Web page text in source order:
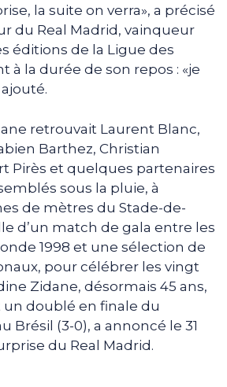
la suite on verra», a précisé
du Real Madrid, vainqueur
éditions de la Ligue des
à la durée de son repos : «je
retrouvait Laurent Blanc,
Barthez, Christian
Pirès et quelques partenaires
sous la pluie, à
de mètres du Stade-de-
d’un match de gala entre les
1998 et une sélection de
pour célébrer les vingt
Zidane, désormais 45 ans,
un doublé en finale du
Brésil (3-0), a annoncé le 31
du Real Madrid.